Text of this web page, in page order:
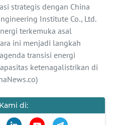
strategis dengan China
Institute Co., Ltd.
terkemuka asal
ini menjadi langkah
transisi energi
ketenagalistrikan di
di: